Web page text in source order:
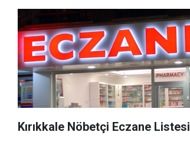
Kırıkkale Nöbetçi Eczane Listesi